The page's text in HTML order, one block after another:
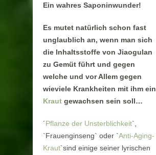
Ein wahres Saponinwunder!
Es mutet natürlich schon fast
unglaublich an, wenn man sich
die Inhaltsstoffe von Jiaogulan
zu Gemüt führt und gegen
welche und vor Allem gegen
wieviele Krankheiten mit ihm ein
Kraut gewachsen sein soll…
´Pflanze der Unsterblichkeit`,
`Frauenginseng` oder `Anti-Aging-
Kraut`sind einige seiner lyrischen